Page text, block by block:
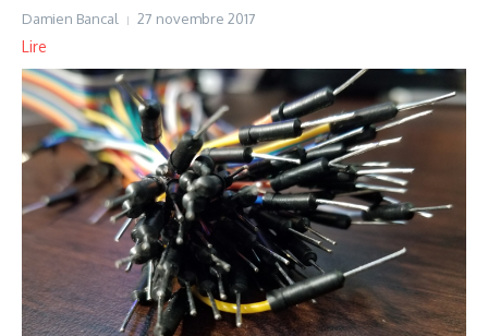
Damien Bancal 27 novembre 2017
Lire